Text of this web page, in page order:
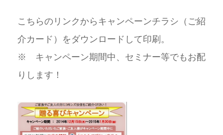
こちらのリンクからキャンペーンチラシ（ご紹
介カード）をダウンロードして印刷。
※ キャンペーン期間中、セミナー等でもお配
りします！